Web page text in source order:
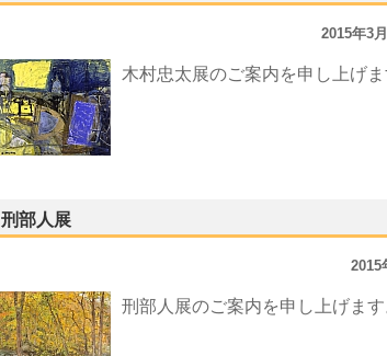
2015年3
木村忠太展のご案内を申し上げま
刑部人展
2015
刑部人展のご案内を申し上げます